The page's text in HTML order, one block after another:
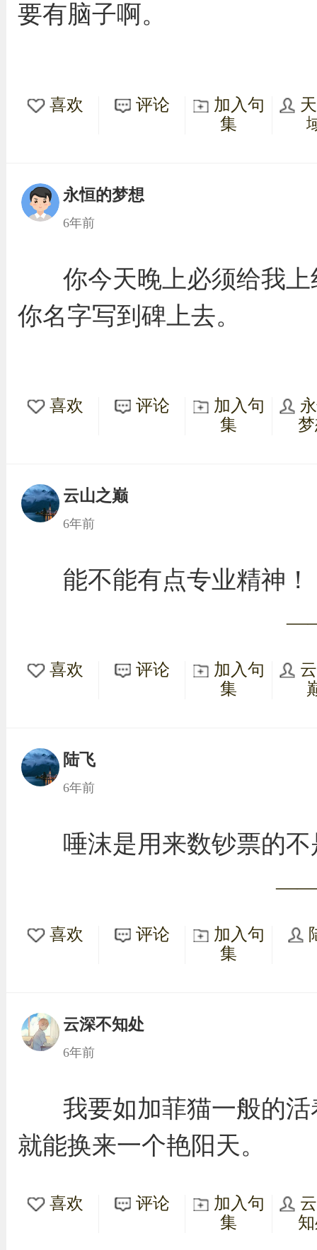
要有脑子啊。
喜欢 评论
加入句
集
永恒的梦想
6年前
你今天晚上必须给我
你名字写到碑上去。
喜欢 评论
加入句
集
云山之巅
6年前
能不能有点专业精神！
喜欢 评论
加入句
集
陆飞
6年前
唾沫是用来数钞票的
喜欢 评论
加入句
集
云深不知处
6年前
我要如加菲猫一般的
就能换来一个艳阳天。
喜欢 评论
加入句
集